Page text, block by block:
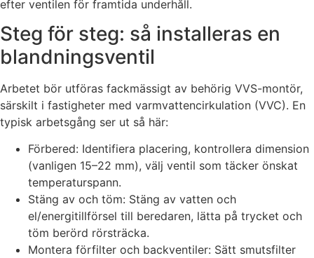
efter ventilen för framtida underhåll.
Steg för steg: så installeras en
blandningsventil
Arbetet bör utföras fackmässigt av behörig VVS-montör,
särskilt i fastigheter med varmvattencirkulation (VVC). En
typisk arbetsgång ser ut så här:
Förbered: Identifiera placering, kontrollera dimension
(vanligen 15–22 mm), välj ventil som täcker önskat
temperaturspann.
Stäng av och töm: Stäng av vatten och
el/energitillförsel till beredaren, lätta på trycket och
töm berörd rörsträcka.
Montera förfilter och backventiler: Sätt smutsfilter